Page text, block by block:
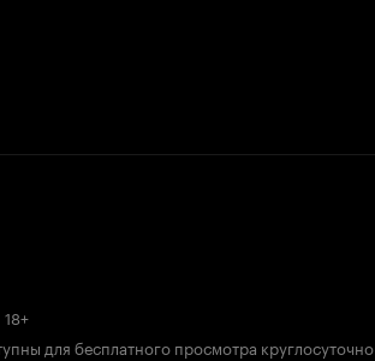
18+
для бесплатного просмотра круглосуточно